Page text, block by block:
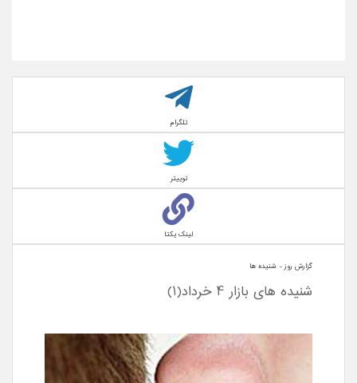
تلگرام
توییتر
لینک یکتا
گزارش روز - شنيده ها
شنیده های بازار 4 خرداد(1)